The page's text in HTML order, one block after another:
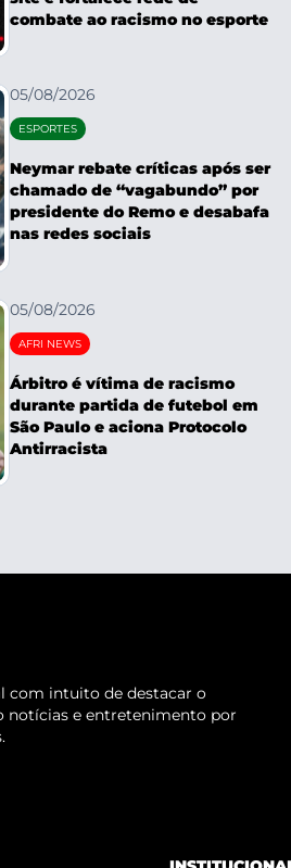
combate ao racismo no esporte
05/08/2026
ESPORTES
Neymar rebate críticas após ser
chamado de “vagabundo” por
presidente do Remo e desabafa
nas redes sociais
05/08/2026
AFRI NEWS
Árbitro é vítima de racismo
durante partida de futebol em
São Paulo e aciona Protocolo
Antirracista
com intuito de destacar o
notícias e entretenimento por